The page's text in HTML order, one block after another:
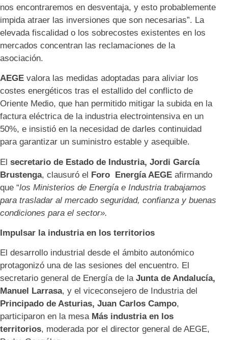
nos encontraremos en desventaja, y esto probablemente
impida atraer las inversiones que son necesarias”. La
elevada fiscalidad o los sobrecostes existentes en los
mercados concentran las reclamaciones de la
asociación.
AEGE valora las medidas adoptadas para aliviar los
costes energéticos tras el estallido del conflicto de
Oriente Medio, que han permitido mitigar la subida en la
factura eléctrica de la industria electrointensiva en un
50%, e insistió en la necesidad de darles continuidad
para garantizar un suministro estable y asequible.
El secretario de Estado de Industria, Jordi García
Brustenga, clausuró el Foro Energía AEGE afirmando
que “los Ministerios de Energía e Industria trabajamos
para trasladar al mercado seguridad, confianza y buenas
condiciones para el sector».
Impulsar la industria en los territorios
El desarrollo industrial desde el ámbito autonómico
protagonizó una de las sesiones del encuentro. El
secretario general de Energía de la Junta de Andalucía,
Manuel Larrasa, y el viceconsejero de Industria del
Principado de Asturias, Juan Carlos Campo,
participaron en la mesa Más industria en los
territorios, moderada por el director general de AEGE,